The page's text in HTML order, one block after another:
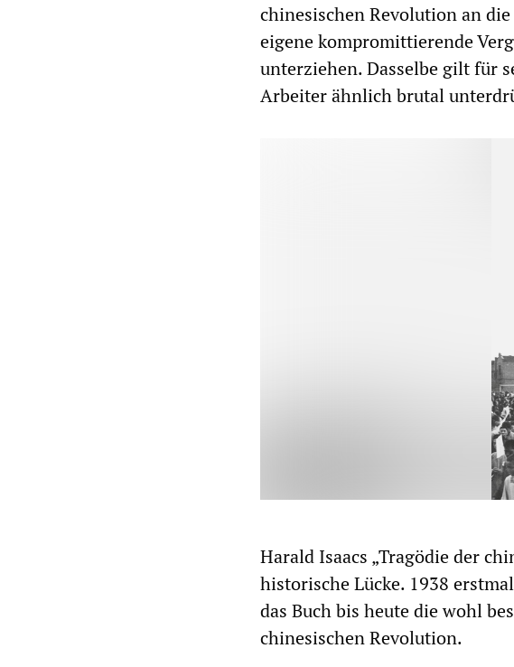
chinesischen Revolution an
eigene kompromittierende
unterziehen. Dasselbe gilt für
Arbeiter ähnlich brutal
Harald Isaacs „Tragödie der
historische Lücke. 1938
das Buch bis heute die wohl
chinesischen Revolution.